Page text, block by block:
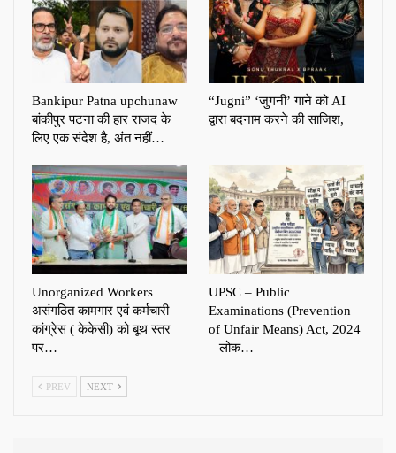
Bankipur Patna upchunaw
बांकीपुर पटना की हार राजद के
लिए एक संदेश है, अंत नहीं…
“Jugni” ‘जुगनी’ गाने को AI
द्वारा बदनाम करने की साजिश,
Unorganized Workers
असंगठित कामगार एवं कर्मचारी
कांग्रेस ( केकेसी) को बूथ स्तर
पर…
UPSC – Public
Examinations (Prevention
of Unfair Means) Act, 2024
– लोक…
PREV NEXT